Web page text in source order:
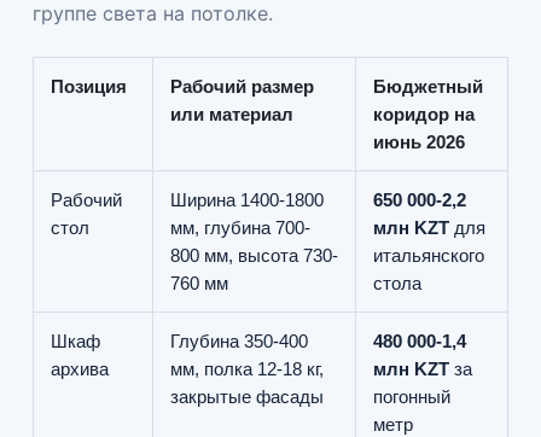
группе света на потолке.
Позиция
Рабочий размер
или материал
Бюджетный
коридор на
июнь 2026
Рабочий
стол
Ширина 1400-1800
мм, глубина 700-
800 мм, высота 730-
760 мм
650 000-2,2
млн KZTдля
итальянского
стола
Шкаф
архива
Глубина 350-400
мм, полка 12-18 кг,
закрытые фасады
480 000-1,4
млн KZTза
погонный
метр